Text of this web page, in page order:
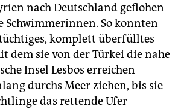
nach Deutschland geflohen
Schwimmerinnen. So konnten
komplett überfülltes
dem sie von der Türkei die nahe
Insel Lesbos erreichen
durchs Meer ziehen, bis sie
das rettende Ufer